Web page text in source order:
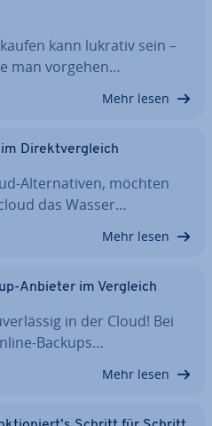
kann lukrativ sein –
man vorgehen…
Mehr lesen
Di­rekt­ver­gleich
Al­ter­na­ti­ven, möchten
das Wasser…
Mehr lesen
Anbieter im Vergleich
in der Cloud! Bei
Backups…
Mehr lesen